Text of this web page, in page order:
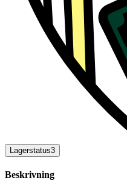
Lagerstatus3
Beskrivning